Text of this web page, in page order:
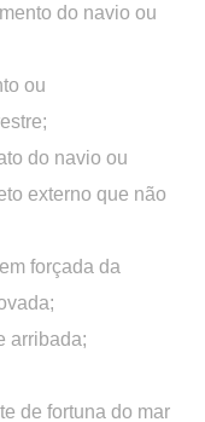
do navio ou
ou
do navio ou
externo que não
forçada da
arribada;
de fortuna do mar